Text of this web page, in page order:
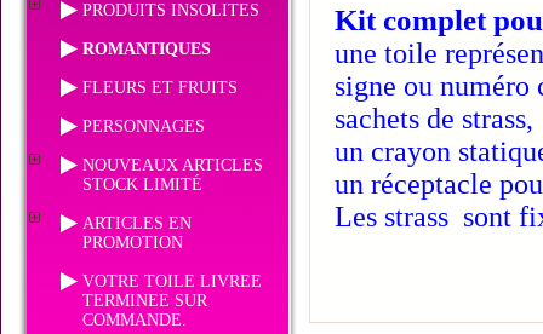
PRODUITS INSOLITES
ROMANTIQUES
FLEURS ET FRUITS
PERSONNAGES
NOUVEAUX ARTICLES
STOCK LIMITÉ
ARTICLES EN
PROMOTION
VOTRE TOILE LIVREE
TERMINEE SUR
COMMANDE.
Kit complet
une toile
signe ou numéro
sachets de strass,
un crayon
un réceptacle
Les strass sont